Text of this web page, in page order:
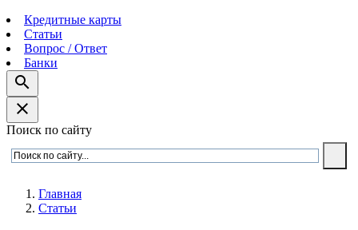
Кредитные карты
Статьи
Вопрос / Ответ
Банки
search
close
Поиск по сайту
Главная
Статьи